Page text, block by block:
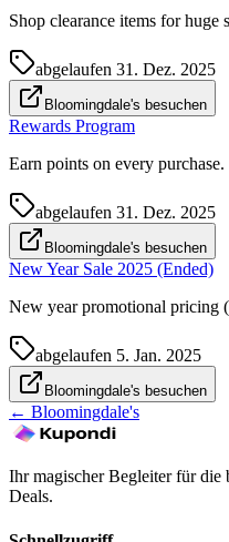
Shop clearance items for huge
abgelaufen 31. Dez. 2025
Bloomingdale's besuchen
Rewards Program
Earn points on every purchase.
abgelaufen 31. Dez. 2025
Bloomingdale's besuchen
New Year Sale 2025 (Ended)
New year promotional pricing
abgelaufen 5. Jan. 2025
Bloomingdale's besuchen
← Bloomingdale's
Ihr magischer Begleiter für die
Deals.